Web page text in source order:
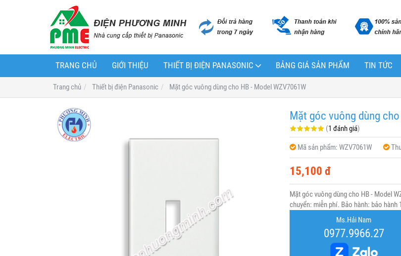
TRANG CHỦ GIỚI THIỆU THIẾT BỊ ĐIỆN PANASONIC BẢNG GIÁ SẢN PHẨM TIN TỨC
Trang chủ Thiết bị điện Panasonic Mặt góc vuông dùng cho HB - Model WZV7061W
Mặt góc vuông dùng
(1 đánh giá)
Mã sản phẩm: WZV7061W
15,100 đ
Mặt góc vuông dùng cho HB - Model
chuyển: miễn phí. Bảo hành: bảo hành
Ms.Hải Nam
0977.9966.27